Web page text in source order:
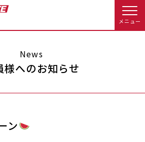
メニュー
手続きをする
News
様へのお知らせ
ン